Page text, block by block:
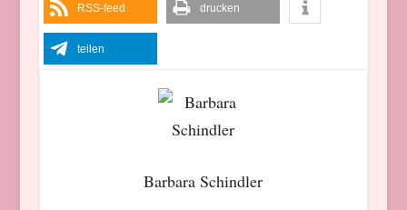
RSS-feed drucken
teilen
Barbara Schindler